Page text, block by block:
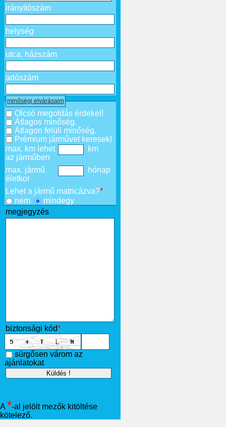
irányítószám
helység
utca, házszám
adószám
minőségi elvárásaim
Olcsó megoldás érdekel!
Átlagos minőség.
Átlagon felüli minőség.
Prémium járművet keresek!
max. km lehet
az járműben
km
max. jármű
életkor
hónap
Lehet a jármű matricázva?*
nem
mindegy
megjegyzés
biztonsági kód*
sürgősen várom az
ajánlatokat
A *-al jelölt mezők kitöltése
kötelező.